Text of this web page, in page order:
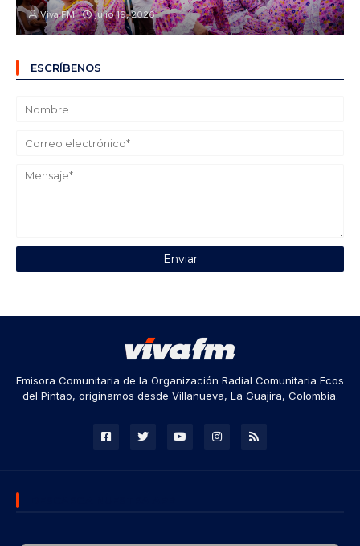
Viva FM julio 19, 2026
ESCRÍBENOS
Emisora Comunitaria de la Organización Radial Comunitaria Ecos
del Pintao, originamos desde Villanueva, La Guajira, Colombia.